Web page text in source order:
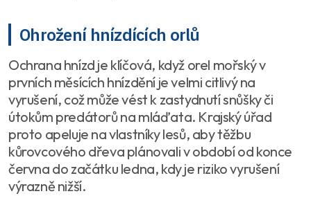
Ohrožení hnízdících orlů
Ochrana hnízd je klíčová, když orel mořský v
prvních měsících hnízdění je velmi citlivý na
vyrušení, což může vést k zastydnutí snůšky či
útokům predátorů na mláďata. Krajský úřad
proto apeluje na vlastníky lesů, aby těžbu
kůrovcového dřeva plánovali v období od konce
června do začátku ledna, kdy je riziko vyrušení
výrazně nižší.